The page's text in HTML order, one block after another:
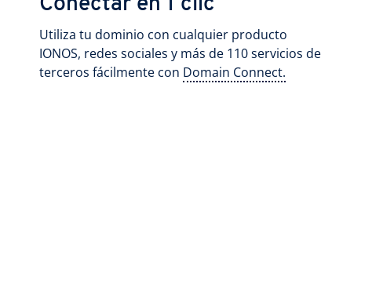
Conectar en 1 clic
Utiliza tu dominio con cualquier producto
IONOS, redes sociales y más de 110 servicios de
terceros fácilmente con Domain Connect.